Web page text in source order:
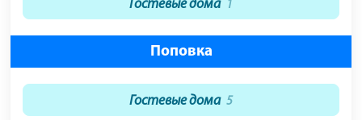
Гостевые дома 1
Поповка
Гостевые дома 5